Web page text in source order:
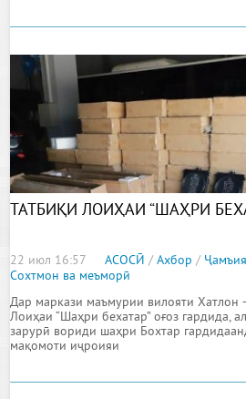
ТАТБИҚИ ЛОИҲАИ “ШАҲРИ
22 июл 16:57 АСОСӢ /Ахбор /
Сохтмон ва меъморӣ
Дар маркази маъмурии вилояти Хатлон
Лоиҳаи “Шаҳри бехатар” оғоз гардида,
зарурӣ вориди шаҳри Бохтар
мақомоти иҷроияи